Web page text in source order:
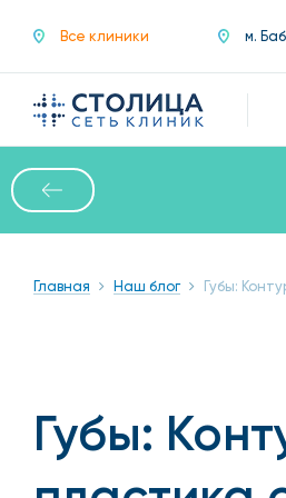
Все клиники м.
Главная Наш блог Губы:
Губы: